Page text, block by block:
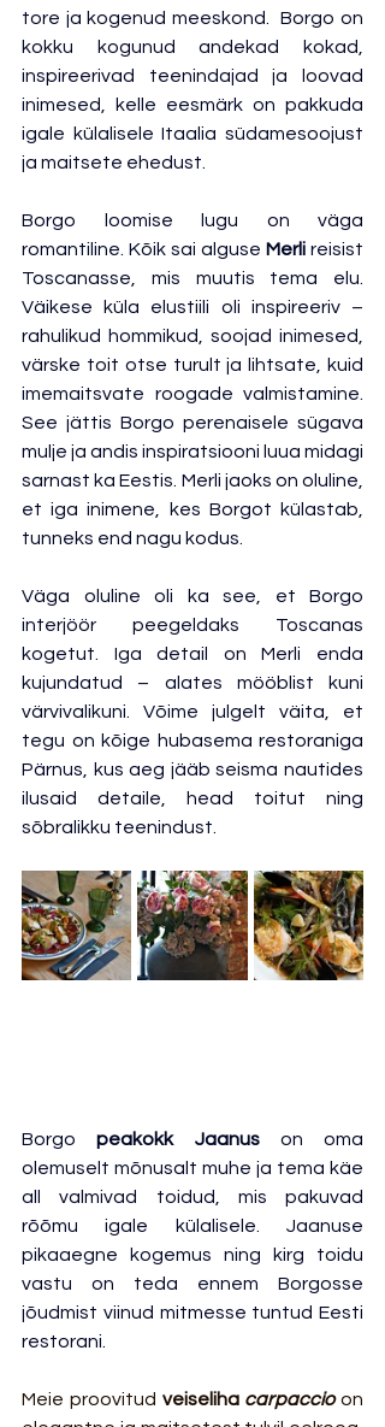
tore ja kogenud meeskond.  Borgo on
kokku kogunud andekad kokad,
inspireerivad teenindajad ja loovad
inimesed, kelle eesmärk on pakkuda
igale külalisele Itaalia südamesoojust
ja maitsete ehedust.
Borgo loomise lugu on väga
romantiline. Kõik sai alguse Merli reisist
Toscanasse, mis muutis tema elu.
Väikese küla elustiili oli inspireeriv –
rahulikud hommikud, soojad inimesed,
värske toit otse turult ja lihtsate, kuid
imemaitsvate roogade valmistamine.
See jättis Borgo perenaisele sügava
mulje ja andis inspiratsiooni luua midagi
sarnast ka Eestis. Merli jaoks on oluline,
et iga inimene, kes Borgot külastab,
tunneks end nagu kodus.
Väga oluline oli ka see, et Borgo
interjöör peegeldaks Toscanas
kogetut. Iga detail on Merli enda
kujundatud – alates mööblist kuni
värvivalikuni. Võime julgelt väita, et
tegu on kõige hubasema restoraniga
Pärnus, kus aeg jääb seisma nautides
ilusaid detaile, head toitut ning
sõbralikku teenindust.
Borgo peakokk Jaanus on oma
olemuselt mõnusalt muhe ja tema käe
all valmivad toidud, mis pakuvad
rõõmu igale külalisele. Jaanuse
pikaaegne kogemus ning kirg toidu
vastu on teda ennem Borgosse
jõudmist viinud mitmesse tuntud Eesti
restorani.
Meie proovitud veiseliha carpaccio on